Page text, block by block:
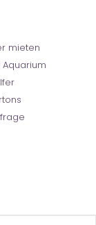
mieten
Aquarium